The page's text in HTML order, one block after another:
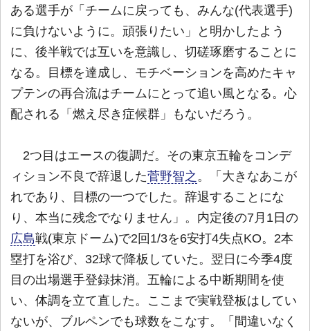
ある選手が「チームに戻っても、みんな(代表選手)
に負けないように。頑張りたい」と明かしたよう
に、後半戦では互いを意識し、切磋琢磨することに
なる。目標を達成し、モチベーションを高めたキャ
プテンの再合流はチームにとって追い風となる。心
配される「燃え尽き症候群」もないだろう。
2つ目はエースの復調だ。その東京五輪をコンデ
ィション不良で辞退した菅野智之 。「大きなあこが
れであり、目標の一つでした。辞退することにな
り、本当に残念でなりません」。内定後の7月1日の
広島戦(東京ドーム)で2回1/3を6安打4失点KO。2本
塁打を浴び、32球で降板していた。翌日に今季4度
目の出場選手登録抹消。五輪による中断期間を使
い、体調を立て直した。ここまで実戦登板はしてい
ないが、ブルペンでも球数をこなす。「間違いなく